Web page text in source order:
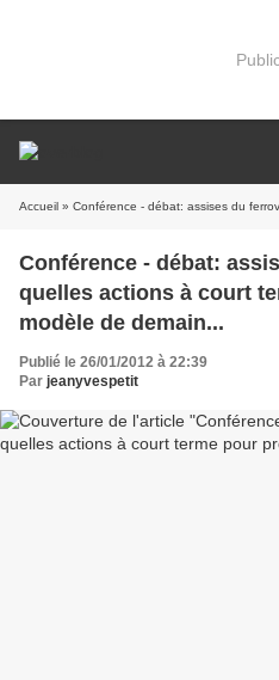
Accueil » Conférence - débat: assises du ferroviaire, quelles
Conférence - débat:
quelles actions à court
modèle de demain...
Publié le 26/01/2012 à 22:39
Par jeanyvespetit